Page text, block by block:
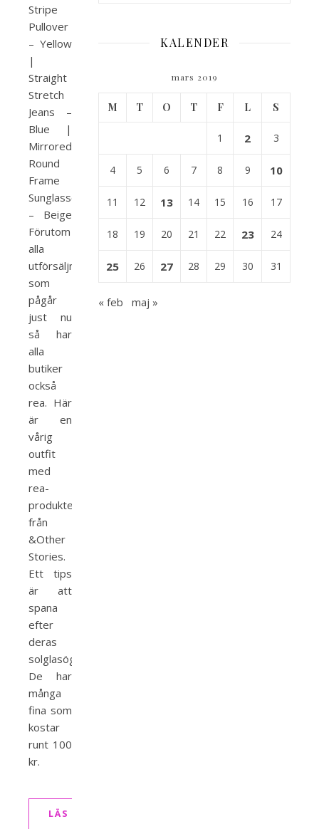
Stripe
Pullover
– Yellow
|
Straight
Stretch
Jeans –
Blue |
Mirrored
Round
Frame
Sunglasses
– Beige
Förutom
alla
utförsäljningar
som
pågår
just nu
så har
alla
butiker
också
rea. Här
är en
vårig
outfit
med
rea-
produkter
från
&Other
Stories.
Ett tips
är att
spana
efter
deras
solglasögon.
De har
många
fina som
kostar
runt 100
kr.
LÄS
KALENDER
mars 2019
M T O T F L S
1 2 3
4 5 6 7 8 9 10
11 12 13 14 15 16 17
18 19 20 21 22 23 24
25 26 27 28 29 30 31
« feb maj »